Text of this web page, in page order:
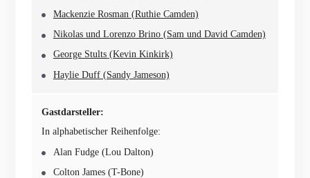
Mackenzie Rosman (Ruthie Camden)
Nikolas und Lorenzo Brino (Sam und David Camden)
George Stults (Kevin Kinkirk)
Haylie Duff (Sandy Jameson)
Gastdarsteller:
In alphabetischer Reihenfolge:
Alan Fudge (Lou Dalton)
Colton James (T-Bone)